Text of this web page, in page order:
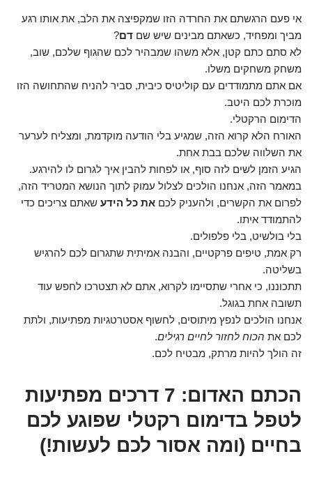
אי פעם הרגשתם את החרדה הזו שמקפיצה את הלב, את אותו רגע
מביך ומפחיד, כשאתם מבינים שיש שם דם?
לא סתם כתם קטן, אלא משהו שמבהיר לכם שהגוף שלכם, שוב,
משחק משחקים משלו.
אם אתם מתמודדים עם קוליטיס כיבית, סביר להניח שהתחושה הזו
מוכרת לכם היטב.
הדימום הרקטלי.
האורח הלא קרוא הזה, שמגיע בלי הודעה מוקדמת, ומצליח לערער
את השלווה שלכם בבת אחת.
הגיע הזמן לשים לזה סוף, או לפחות להבין איך לגרום לו להירגע.
במאמר הזה, אנחנו הולכים לצלול עמוק לתוך הנושא המטריד הזה,
לפרום את הקשרים, ולהעניק לכם את כל הידע שאתם צריכים כדי
להתמודד איתו.
בלי בולשיט, בלי פלפולים.
רק אמת, טיפים פרקטיים, והבנה אמיתית שתגרום לכם להרגיש
בשליטה.
תתכוננו, כי אחרי שתסיימו לקרוא, אתם לא תצטרכו לחפש עוד
תשובה אחת בגוגל.
אנחנו הולכים לנפץ מיתוסים, לחשוף אסטרטגיות מפתיעות, ולתת
לכם את הכוח לחזור לחיים רגילים.
זה הולך להיות מרתק, מבטיח לכם.
הכתם האדום: 7 דרכים מפתיעות
לטפל בדימום רקטלי שפוגע לכם
בחיים (ומה אסור לכם לעשות!)